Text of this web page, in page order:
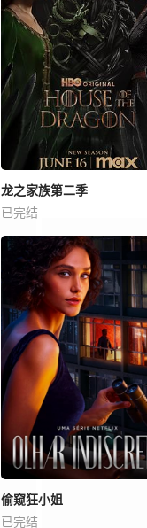
龙之家族第二季
已完结
偷窥狂小姐
已完结